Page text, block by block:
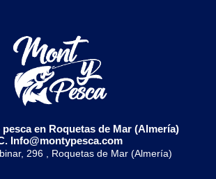
pesca en Roquetas de Mar (Almería)
Info@montypesca.com
296 , Roquetas de Mar (Almería)